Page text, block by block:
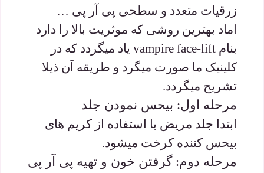
زرقیات متعدد و سطحی پی آر پی …
اماد بهترین روشی که موثریت بالا را دارد
بنام vampire face-lift یاد میگردد که در
کلینیک ما صورت میگرد و طریقه آن ذیلا
تشریح میگردد.
مرحله اول: بیحس نمودن جلد
ابتدا جلد مریض با استفاده از کریم های
بیحس کننده کرخت میشود.
مرحله دوم: گرفتن خون و تهیه پی آر پی